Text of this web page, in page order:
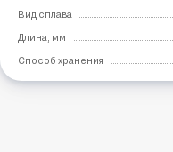
Вид сплава
Длина, мм
Способ хранения